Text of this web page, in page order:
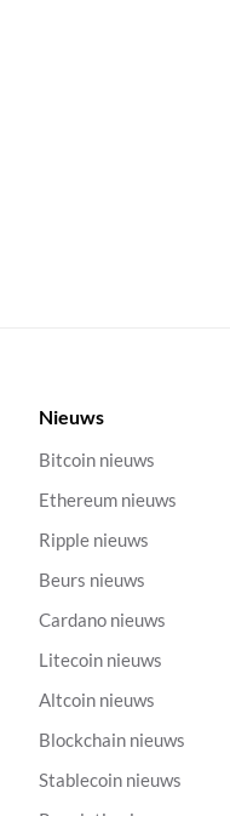
Nieuws
Bitcoin nieuws
Ethereum nieuws
Ripple nieuws
Beurs nieuws
Cardano nieuws
Litecoin nieuws
Altcoin nieuws
Blockchain nieuws
Stablecoin nieuws